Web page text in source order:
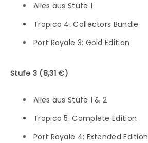
Alles aus Stufe 1
Tropico 4: Collectors Bundle
Port Royale 3: Gold Edition
Stufe 3 (8,31 €)
Alles aus Stufe 1 & 2
Tropico 5: Complete Edition
Port Royale 4: Extended Edition